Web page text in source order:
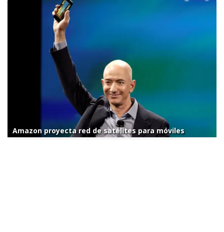
Amazon proyecta red de satélites para móviles